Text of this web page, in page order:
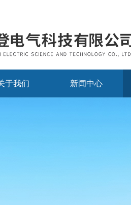
于我们 新闻中心